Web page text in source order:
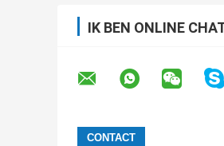
IK BEN ONLINE